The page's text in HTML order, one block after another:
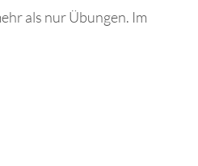
als nur Übungen. Im